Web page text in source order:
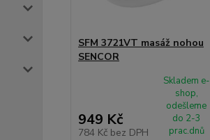
SFM 3721VT masáž nohou
SENCOR
949 Kč
784 Kč bez DPH
Skladem e-
shop,
odešleme
do 2-3
prac.dnů